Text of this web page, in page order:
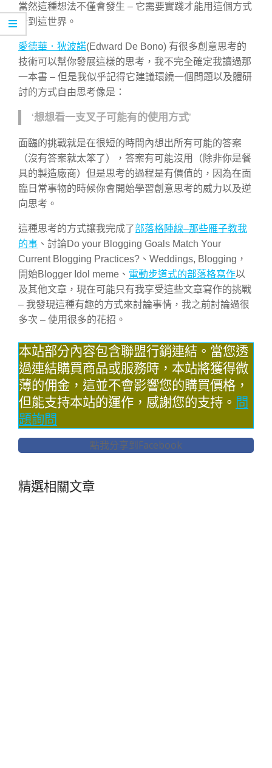
當然這種想法不僅會發生 – 它需要實踐才能用這個方式
看到這世界。
愛德華．狄波諾(Edward De Bono) 有很多創意思考的
技術可以幫你發展這樣的思考，我不完全確定我讀過那
一本書 – 但是我似乎記得它建議環繞一個問題以及體研
討的方式自由思考像是：
‘想想看一支叉子可能有的使用方式’
面臨的挑戰就是在很短的時間內想出所有可能的答案
（沒有答案就太笨了），答案有可能沒用（除非你是餐
具的製造廠商）但是思考的過程是有價值的，因為在面
臨日常事物的時候你會開始學習創意思考的威力以及逆
向思考。
這種思考的方式讓我完成了部落格陣線–那些雁子教我
的事 、討論Do your Blogging Goals Match Your
Current Blogging Practices?、Weddings, Blogging，
開始Blogger Idol meme、 電動步道式的部落格寫作以
及其他文章，現在可能只有我享受這些文章寫作的挑戰
– 我發現這種有趣的方式來討論事情，我之前討論過很
多次 – 使用很多的花招。
本站部分內容包含聯盟行銷連結。當您透
過連結購買商品或服務時，本站將獲得微
薄的佣金，這並不會影響您的購買價格，
但能支持本站的運作，感謝您的支持。 問
題詢問
點我分享到Facebook
精選相關文章